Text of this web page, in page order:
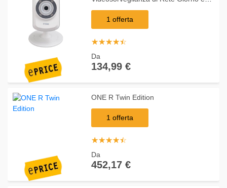
Notte con MicroSD Inclusa Card
Mydlink1 offerta
☆☆☆☆☆
★★★★★
Da
134,99 €
ONE R Twin Edition
1 offerta
☆☆☆☆☆
★★★★★
Da
452,17 €